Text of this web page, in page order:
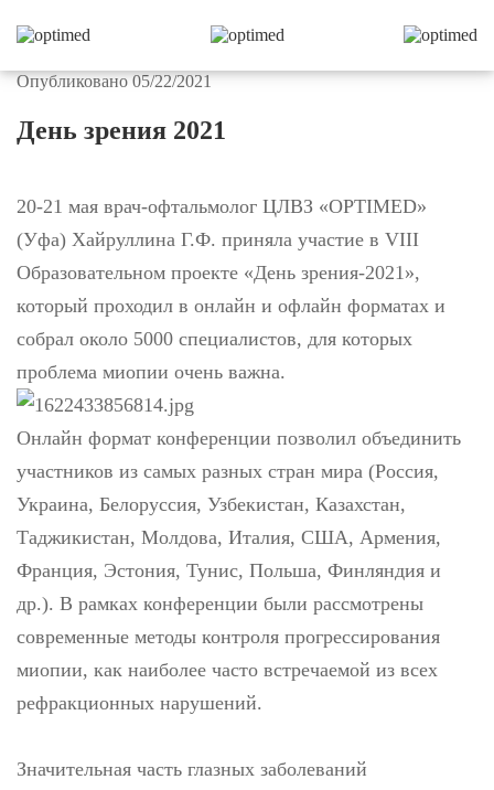
День зрения 2021
Опубликовано 05/22/2021
20-21 мая врач-офтальмолог ЦЛВЗ «OPTIMED»
(Уфа) Хайруллина Г.Ф. приняла участие в VIII
Образовательном проекте «День зрения-2021»,
который проходил в онлайн и офлайн форматах и
собрал около 5000 специалистов, для которых
проблема миопии очень важна.
Онлайн формат конференции позволил объединить
участников из самых разных стран мира (Россия,
Украина, Белоруссия, Узбекистан, Казахстан,
Таджикистан, Молдова, Италия, США, Армения,
Франция, Эстония, Тунис, Польша, Финляндия и
др.). В рамках конференции были рассмотрены
современные методы контроля прогрессирования
миопии, как наиболее часто встречаемой из всех
рефракционных нарушений.
Значительная часть глазных заболеваний